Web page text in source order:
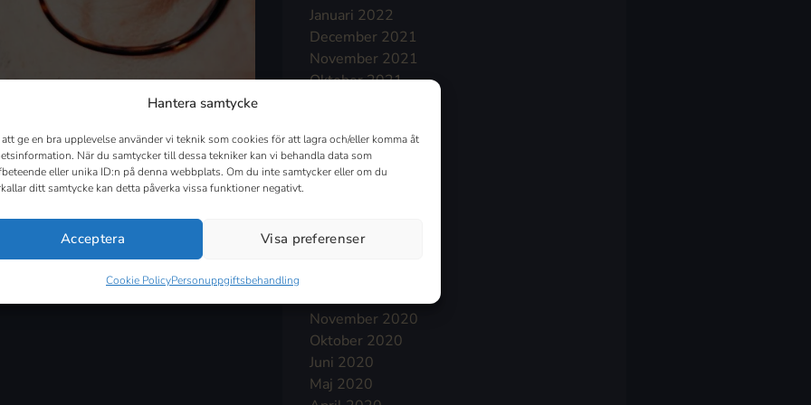
Hantera samtycke
att ge en bra upplevelse använder vi teknik som cookies för att lagra och/eller komma åt
När du samtycker till dessa tekniker kan vi behandla data som
eller unika ID:n på denna webbplats. Om du inte samtycker eller om du
ditt samtycke kan detta påverka vissa funktioner negativt.
Acceptera Visa preferenser
Cookie PolicyPersonuppgiftsbehandling
Januari 2022
December 2021
November 2021
Oktober 2021
Juli 2021
Juni 2021
Mars 2021
November 2020
Oktober 2020
Juni 2020
Maj 2020